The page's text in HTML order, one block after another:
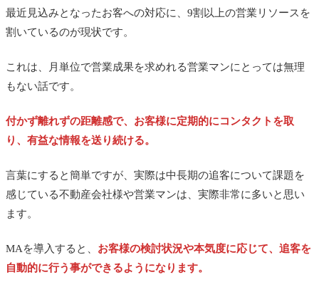
最近見込みとなったお客への対応に、9割以上の営業リソースを
割いているのが現状です。
これは、月単位で営業成果を求めれる営業マンにとっては無理
もない話です。
付かず離れずの距離感で、お客様に定期的にコンタクトを取
り、有益な情報を送り続ける。
言葉にすると簡単ですが、実際は中長期の追客について課題を
感じている不動産会社様や営業マンは、実際非常に多いと思い
ます。
MAを導入すると、 お客様の検討状況や本気度に応じて、追客を
自動的に行う事ができるようになります。